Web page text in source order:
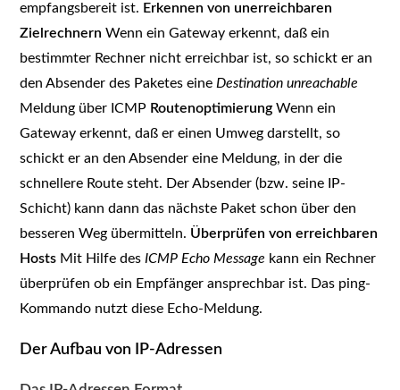
empfangsbereit ist. Erkennen von unerreichbaren
Zielrechnern Wenn ein Gateway erkennt, daß ein
bestimmter Rechner nicht erreichbar ist, so schickt er an
den Absender des Paketes eine Destination unreachable
Meldung über ICMP Routenoptimierung Wenn ein
Gateway erkennt, daß er einen Umweg darstellt, so
schickt er an den Absender eine Meldung, in der die
schnellere Route steht. Der Absender (bzw. seine IP-
Schicht) kann dann das nächste Paket schon über den
besseren Weg übermitteln. Überprüfen von erreichbaren
Hosts Mit Hilfe des ICMP Echo Message kann ein Rechner
überprüfen ob ein Empfänger ansprechbar ist. Das ping-
Kommando nutzt diese Echo-Meldung.
Der Aufbau von IP-Adressen